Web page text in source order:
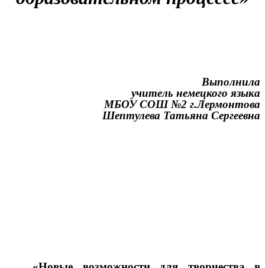
Выполнила
учитель немецкого языка
МБОУ СОШ №2 г.Лермонтова
Шептулева Татьяна Сергеевна